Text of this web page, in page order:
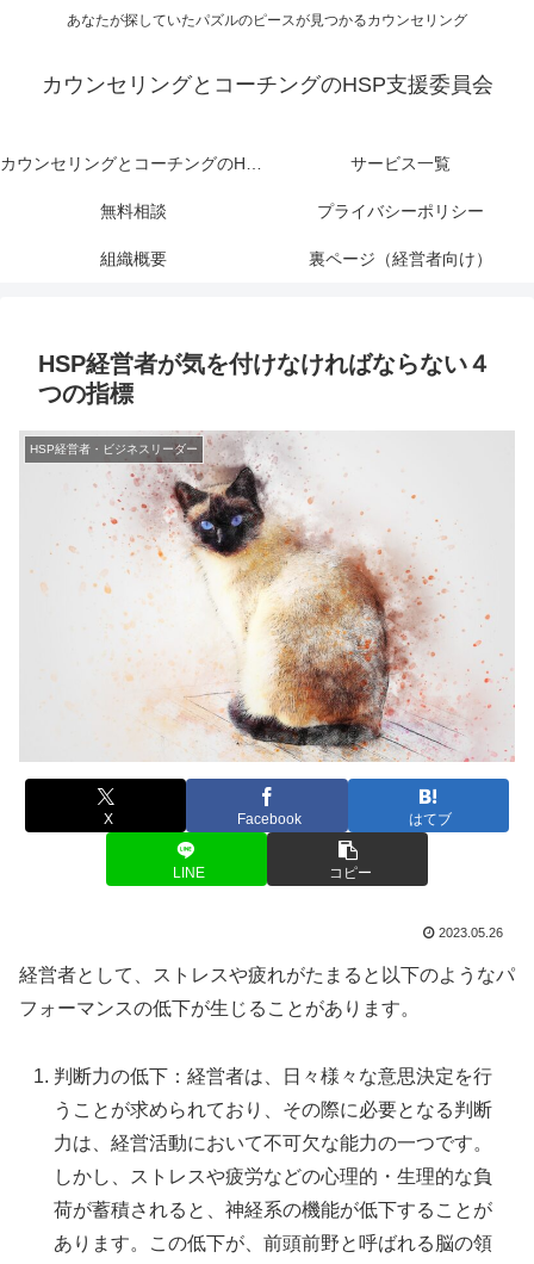
あなたが探していたパズルのピースが見つかるカウンセリング
カウンセリングとコーチングのHSP支援委員会
カウンセリングとコーチングのHSP支援委員会 サービス一覧
無料相談 プライバシーポリシー
組織概要 裏ページ（経営者向け）
HSP経営者が気を付けなければならない４
つの指標
HSP経営者・ビジネスリーダー
X Facebook はてブ
LINE コピー
2023.05.26
経営者として、ストレスや疲れがたまると以下のようなパ
フォーマンスの低下が生じることがあります。
判断力の低下：経営者は、日々様々な意思決定を行
うことが求められており、その際に必要となる判断
力は、経営活動において不可欠な能力の一つです。
しかし、ストレスや疲労などの心理的・生理的な負
荷が蓄積されると、神経系の機能が低下することが
あります。この低下が、前頭前野と呼ばれる脳の領